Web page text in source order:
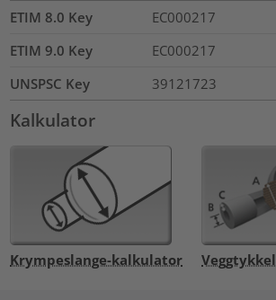
ETIM 8.0 Key
EC000217
ETIM 9.0 Key
EC000217
UNSPSC Key
39121723
Kalkulator
Krympeslange-kalkulator